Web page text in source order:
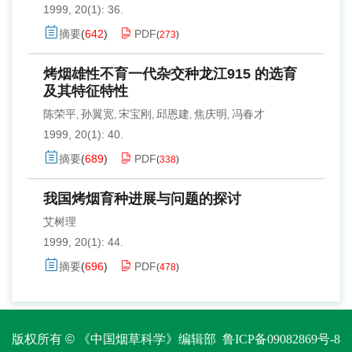
1999, 20(1): 36.
摘要(642) PDF(273)
烤烟雄性不育一代杂交种龙江915 的选育
及其特征特性
陈荣平, 孙翼宽, 宋宝刚 , 邱恩建, 焦庆明 , 冯春才
1999, 20(1): 40.
摘要(689) PDF(338)
我国烤烟育种进展与问题的探讨
艾树理
1999, 20(1): 44.
摘要(696) PDF(478)
版权所有 © 《中国烟草科学》编辑部 鲁ICP备09082869号-8